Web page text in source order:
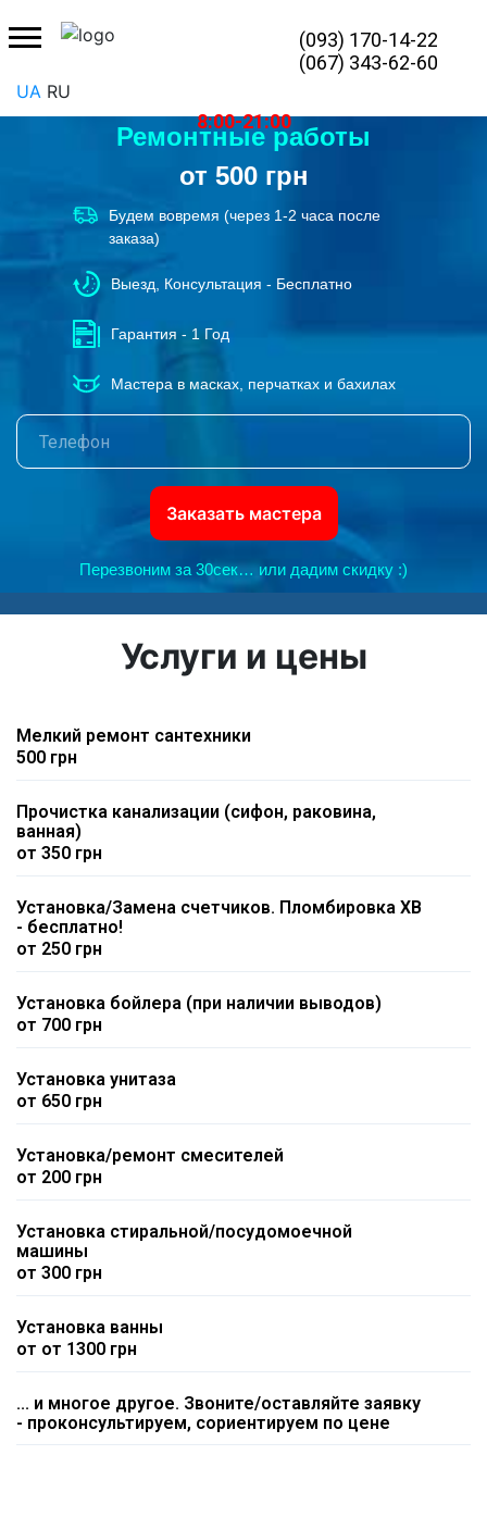
(093) 170-14-22
(067) 343-62-60
UA RU
8:00-21:00
Ремонтные работы
от 500 грн
Будем вовремя (через 1-2 часа после
заказа)
Выезд, Консультация - Бесплатно
Гарантия - 1 Год
Мастера в масках, перчатках и бахилах
Заказать мастера
Перезвоним за 30сек… или дадим скидку :)
Услуги и цены
Мелкий ремонт сантехники
500 грн
Прочистка канализации (сифон, раковина,
ванная)
от 350 грн
Установка/Замена счетчиков. Пломбировка ХВ
- бесплатно!
от 250 грн
Установка бойлера (при наличии выводов)
от 700 грн
Установка унитаза
от 650 грн
Установка/ремонт смесителей
от 200 грн
Установка стиральной/посудомоечной
машины
от 300 грн
Установка ванны
от от 1300 грн
... и многое другое. Звоните/оставляйте заявку
- проконсультируем, сориентируем по цене